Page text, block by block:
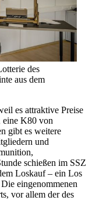
des
aus dem
es attraktive Preise
eine K80 von
gibt es weitere
und
schießen im SSZ
Loskauf – ein Los
eingenommenen
vor allem der des